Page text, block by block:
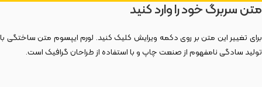
متن سربرگ خود را وارد کنید
برای تغییر این متن بر روی دکمه ویرایش کلیک کنید. لورم ایپسوم متن ساختگی با
تولید سادگی نامفهوم از صنعت چاپ و با استفاده از طراحان گرافیک است.